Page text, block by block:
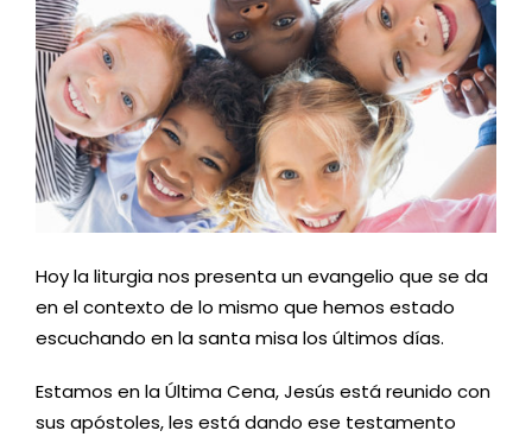
Hoy la liturgia nos presenta un evangelio que se da
en el contexto de lo mismo que hemos estado
escuchando en la santa misa los últimos días.
Estamos en la Última Cena, Jesús está reunido con
sus apóstoles, les está dando ese testamento